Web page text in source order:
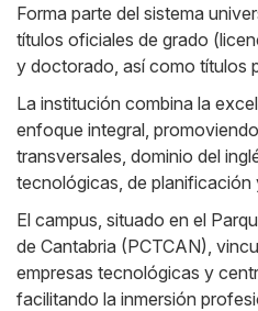
Forma parte del sistema
títulos oficiales de grado
y doctorado, así como títulos
La institución combina la
enfoque integral,
transversales, dominio del
tecnológicas, de planificación
El campus, situado en el
de Cantabria (PCTCAN),
empresas tecnológicas y
facilitando la inmersión